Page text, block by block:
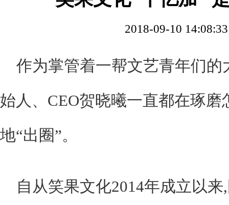
2018-09-10
作为掌管着一帮文艺青年们
始人、CEO贺晓曦一直都在琢
地“出圈”。
自从笑果文化2014年成立以